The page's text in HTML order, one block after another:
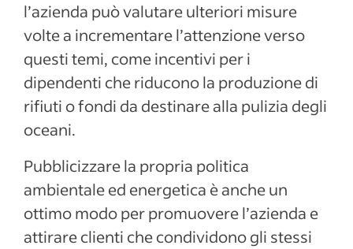
l’azienda può valutare ulteriori misure
volte a incrementare l’attenzione verso
questi temi, come incentivi per i
dipendenti che riducono la produzione di
rifiuti o fondi da destinare alla pulizia degli
oceani.
Pubblicizzare la propria politica
ambientale ed energetica è anche un
ottimo modo per promuovere l’azienda e
attirare clienti che condividono gli stessi